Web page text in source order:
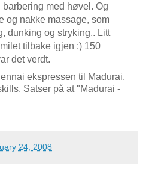
med høvel. Og
og nakke massage, som
dunking og stryking.. Litt
tilbake igjen :) 150
det verdt.
ekspressen til Madurai,
Satser på at "Madurai -
24, 2008